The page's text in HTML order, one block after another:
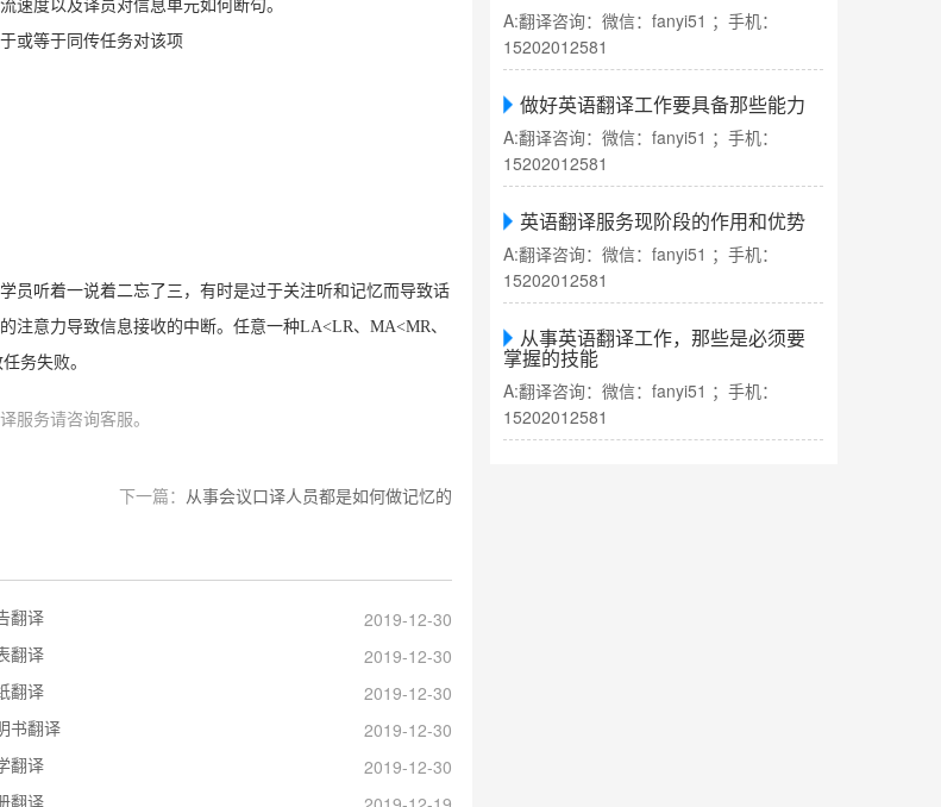
速度以及译员对信息单元如何断句。
或等于同传任务对该项
员听着一说着二忘了三，有时是过于关注听和记忆而导致话
注意力导致信息接收的中断。任意一种LA<LR、MA<MR、
务失败。
服务请咨询客服。
下一篇： 从事会议口译人员都是如何做记忆的
翻译
2019-12-30
翻译
2019-12-30
翻译
2019-12-30
书翻译
2019-12-30
翻译
2019-12-30
翻译
A:翻译咨询：微信：fanyi51 ；手机：
15202012581
做好英语翻译工作要具备那些能力
A:翻译咨询：微信：fanyi51 ；手机：
15202012581
英语翻译服务现阶段的作用和优势
A:翻译咨询：微信：fanyi51 ；手机：
15202012581
从事英语翻译工作，那些是必须要
掌握的技能
A:翻译咨询：微信：fanyi51 ；手机：
15202012581